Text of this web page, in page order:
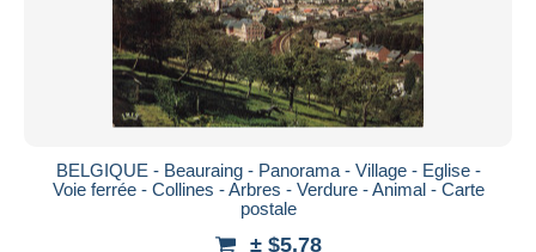
BELGIQUE - Beauraing - Panorama - Village - Eglise -
Voie ferrée - Collines - Arbres - Verdure - Animal - Carte
postale
± $5.78